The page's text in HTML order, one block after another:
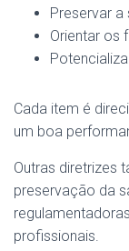
Preservar a
Orientar os
Cada item é
um boa
Outras diretrizes
preservação da
profissionais.